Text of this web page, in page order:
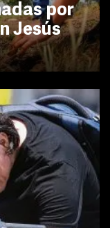
por
Jesús